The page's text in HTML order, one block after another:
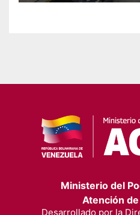
Ministerio del
Atención
Desarrollado por la